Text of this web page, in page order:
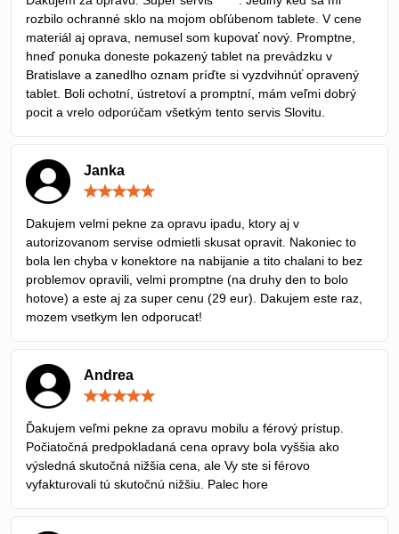
5
rozbilo ochranné sklo na mojom obľúbenom tablete. V cene
materiál aj oprava, nemusel som kupovať nový. Promptne,
hneď ponuka doneste pokazený tablet na prevádzku v
Bratislave a zanedlho oznam príďte si vyzdvihnúť opravený
tablet. Boli ochotní, ústretoví a promptní, mám veľmi dobrý
pocit a vrelo odporúčam všetkým tento servis Slovitu.
Janka
5
Dakujem velmi pekne za opravu ipadu, ktory aj v
autorizovanom servise odmietli skusat opravit. Nakoniec to
bola len chyba v konektore na nabijanie a tito chalani to bez
problemov opravili, velmi promptne (na druhy den to bolo
hotove) a este aj za super cenu (29 eur). Dakujem este raz,
mozem vsetkym len odporucat!
Andrea
5
Ďakujem veľmi pekne za opravu mobilu a férový prístup.
Počiatočná predpokladaná cena opravy bola vyššia ako
výsledná skutočná nižšia cena, ale Vy ste si férovo
vyfakturovali tú skutočnú nižšiu. Palec hore